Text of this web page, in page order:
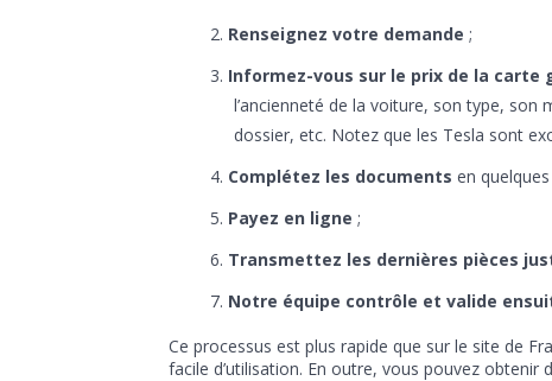
Renseignez votre demande ;
Informez-vous sur le prix de la carte
l’ancienneté de la voiture, son type, son
dossier, etc. Notez que les Tesla sont
Complétez les documents en
Payez en ligne ;
Transmettez les dernières pièces
Notre équipe contrôle et valide
Ce processus est plus rapide que sur le site de
facile d’utilisation. En outre, vous pouvez obtenir